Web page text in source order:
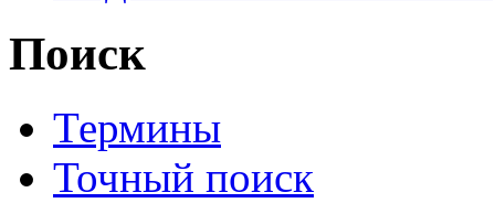
Поиск
Термины
Точный поиск